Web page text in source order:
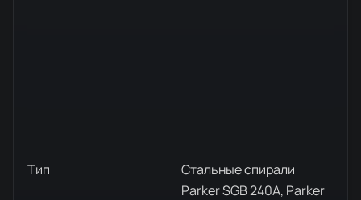
Тип Стальные спирали
Parker SGB 240A, Parker